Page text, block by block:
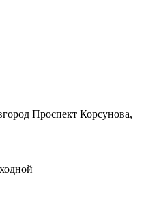
Проспект Корсунова,